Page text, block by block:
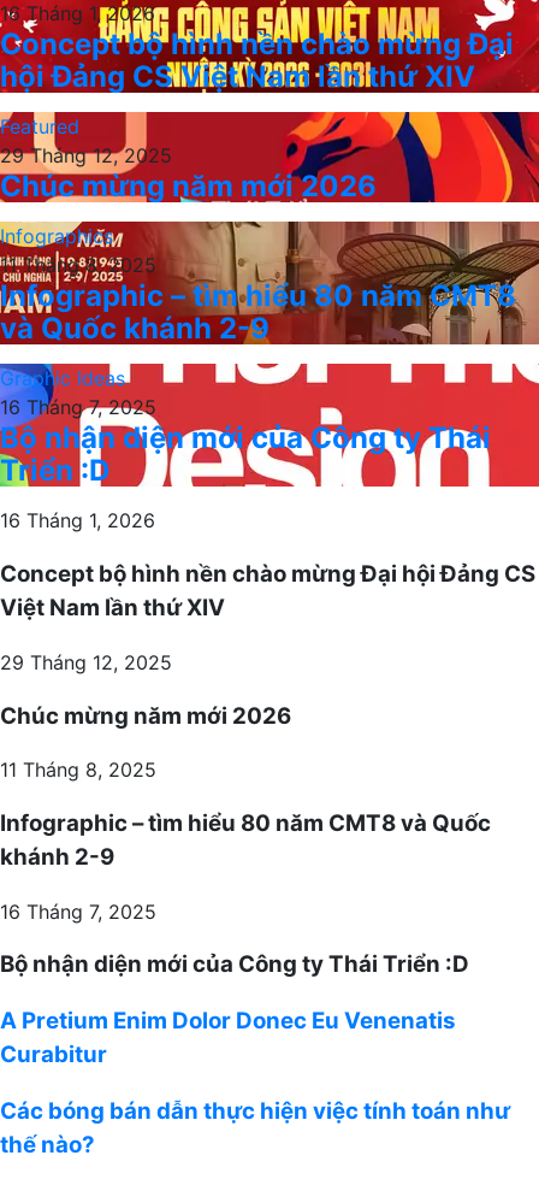
16 Tháng 1, 2026
Concept bộ hình nền chào mừng Đại
hội Đảng CS Việt Nam lần thứ XIV
Featured
29 Tháng 12, 2025
Chúc mừng năm mới 2026
Infographics
11 Tháng 8, 2025
Infographic – tìm hiểu 80 năm CMT8
và Quốc khánh 2-9
Graphic Ideas
16 Tháng 7, 2025
Bộ nhận diện mới của Công ty Thái
Triển :D
16 Tháng 1, 2026
Concept bộ hình nền chào mừng Đại hội Đảng CS
Việt Nam lần thứ XIV
29 Tháng 12, 2025
Chúc mừng năm mới 2026
11 Tháng 8, 2025
Infographic – tìm hiểu 80 năm CMT8 và Quốc
khánh 2-9
16 Tháng 7, 2025
Bộ nhận diện mới của Công ty Thái Triển :D
A
Pretium
Dolor
Donec
A Pretium Enim Dolor Donec Eu Venenatis
Curabitur
Các
bóng
Các bóng bán dẫn thực hiện việc tính toán như
thế nào?